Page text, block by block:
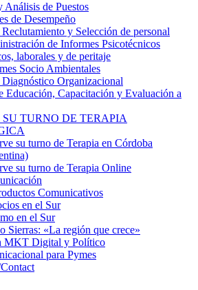
Análisis de Puestos
de Desempeño
y Selección de personal
de Informes Psicotécnicos
laborales y de peritaje
Socio Ambientales
Organizacional
Educación, Capacitación y Evaluación a
SU TURNO DE TERAPIA
su turno de Terapia en Córdoba
su turno de Terapia Online
Comunicativos
en el Sur
en el Sur
Sierras: «La región que crece»
MKT Digital y Político
para Pymes